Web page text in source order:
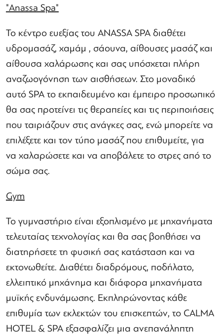
"Anassa Spa"
Το κέντρο ευεξίας του ANASSA SPA διαθέτει
υδρομασάζ, χαμάμ , σάουνα, αίθουσες μασάζ και
αίθουσα χαλάρωσης και σας υπόσχεται πλήρη
αναζωογόνηση των αισθήσεων. Στο μοναδικό
αυτό SPA το εκπαιδευμένο και έμπειρο προσωπικό
θα σας προτείνει τις θεραπείες και τις περιποιήσεις
που ταιριάζουν στις ανάγκες σας, ενώ μπορείτε να
επιλέξετε και τον τύπο μασάζ που επιθυμείτε, για
να χαλαρώσετε και να αποβάλετε το στρες από το
σώμα σας.
Gym
Το γυμναστήριο είναι εξοπλισμένο με μηχανήματα
τελευταίας τεχνολογίας και θα σας βοηθήσει να
διατηρήσετε τη φυσική σας κατάσταση και να
εκτονωθείτε. Διαθέτει διαδρόμους, ποδήλατο,
ελλειπτικό μηχάνημα και διάφορα μηχανήματα
μυϊκής ενδυνάμωσης. Εκπληρώνοντας κάθε
επιθυμία των εκλεκτών του επισκεπτών, το CALMA
HOTEL & SPA εξασφαλίζει μια ανεπανάληπτη